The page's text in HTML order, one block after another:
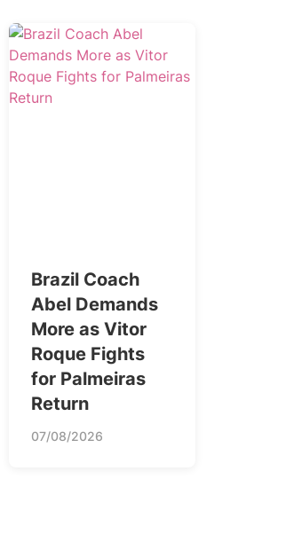
Brazil Coach
Abel Demands
More as Vitor
Roque Fights
for Palmeiras
Return
07/08/2026